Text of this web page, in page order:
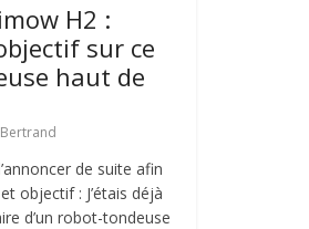
H2 :
sur ce
haut de
Bertrand
de suite afin
objectif : J’étais déjà
d’un robot-tondeuse